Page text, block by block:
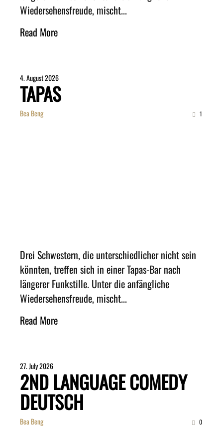
Wiedersehensfreude, mischt...
Read More
4. August 2026
TAPAS
Bea Beng 1
Drei Schwestern, die unterschiedlicher nicht sein
könnten, treffen sich in einer Tapas-Bar nach
längerer Funkstille. Unter die anfängliche
Wiedersehensfreude, mischt...
Read More
27. July 2026
2ND LANGUAGE COMEDY
DEUTSCH
Bea Beng 0